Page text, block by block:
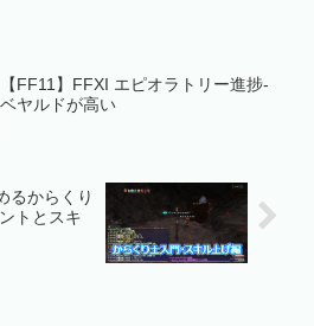
【FF11】FFXI エピオラトリー進捗-
ベヤルドが高い
るからくり
トとスキ